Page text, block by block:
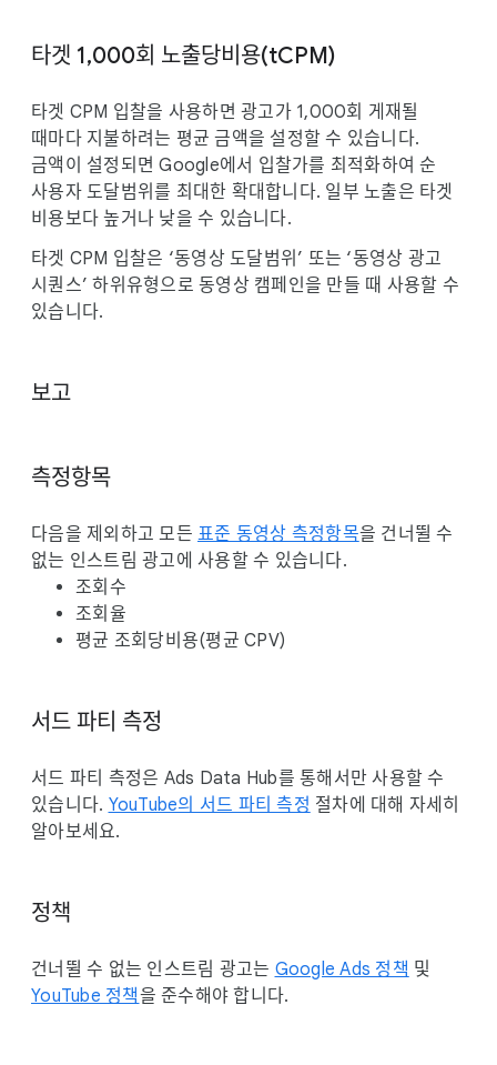
타겟 1,000회 노출당비용(tCPM)
타겟 CPM 입찰을 사용하면 광고가 1,000회 게재될
때마다 지불하려는 평균 금액을 설정할 수 있습니다.
금액이 설정되면 Google에서 입찰가를 최적화하여 순
사용자 도달범위를 최대한 확대합니다. 일부 노출은 타겟
비용보다 높거나 낮을 수 있습니다.
타겟 CPM 입찰은 ‘동영상 도달범위’ 또는 ‘동영상 광고
시퀀스’ 하위유형으로 동영상 캠페인을 만들 때 사용할 수
있습니다.
보고
측정항목
다음을 제외하고 모든 표준 동영상 측정항목을 건너뛸 수
없는 인스트림 광고에 사용할 수 있습니다.
조회수
조회율
평균 조회당비용(평균 CPV)
서드 파티 측정
서드 파티 측정은 Ads Data Hub를 통해서만 사용할 수
있습니다. YouTube의 서드 파티 측정 절차에 대해 자세히
알아보세요.
정책
건너뛸 수 없는 인스트림 광고는 Google Ads 정책 및
YouTube 정책을 준수해야 합니다.